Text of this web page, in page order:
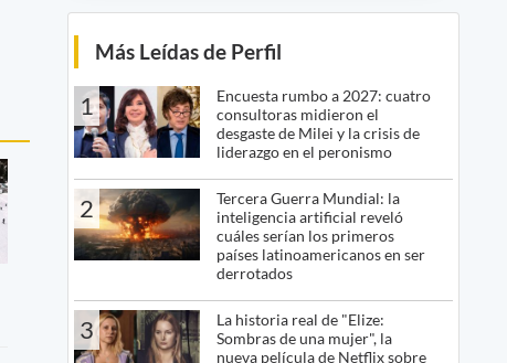
Más Leídas de Perfil
1
Encuesta rumbo a 2027: cuatro
consultoras midieron el
desgaste de Milei y la crisis de
liderazgo en el peronismo
2
Tercera Guerra Mundial: la
inteligencia artificial reveló
cuáles serían los primeros
países latinoamericanos en ser
derrotados
3
La historia real de "Elize:
Sombras de una mujer", la
nueva película de Netflix sobre